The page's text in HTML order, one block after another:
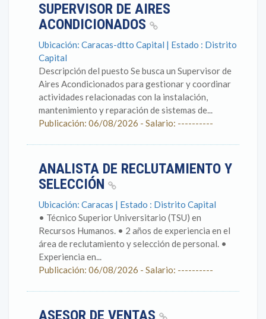
SUPERVISOR DE AIRES
ACONDICIONADOS
Ubicación: Caracas-dtto Capital | Estado : Distrito
Capital
Descripción del puesto Se busca un Supervisor de
Aires Acondicionados para gestionar y coordinar
actividades relacionadas con la instalación,
mantenimiento y reparación de sistemas de...
Publicación: 06/08/2026 - Salario: ----------
ANALISTA DE RECLUTAMIENTO Y
SELECCIÓN
Ubicación: Caracas | Estado : Distrito Capital
• Técnico Superior Universitario (TSU) en
Recursos Humanos. • 2 años de experiencia en el
área de reclutamiento y selección de personal. •
Experiencia en...
Publicación: 06/08/2026 - Salario: ----------
ASESOR DE VENTAS